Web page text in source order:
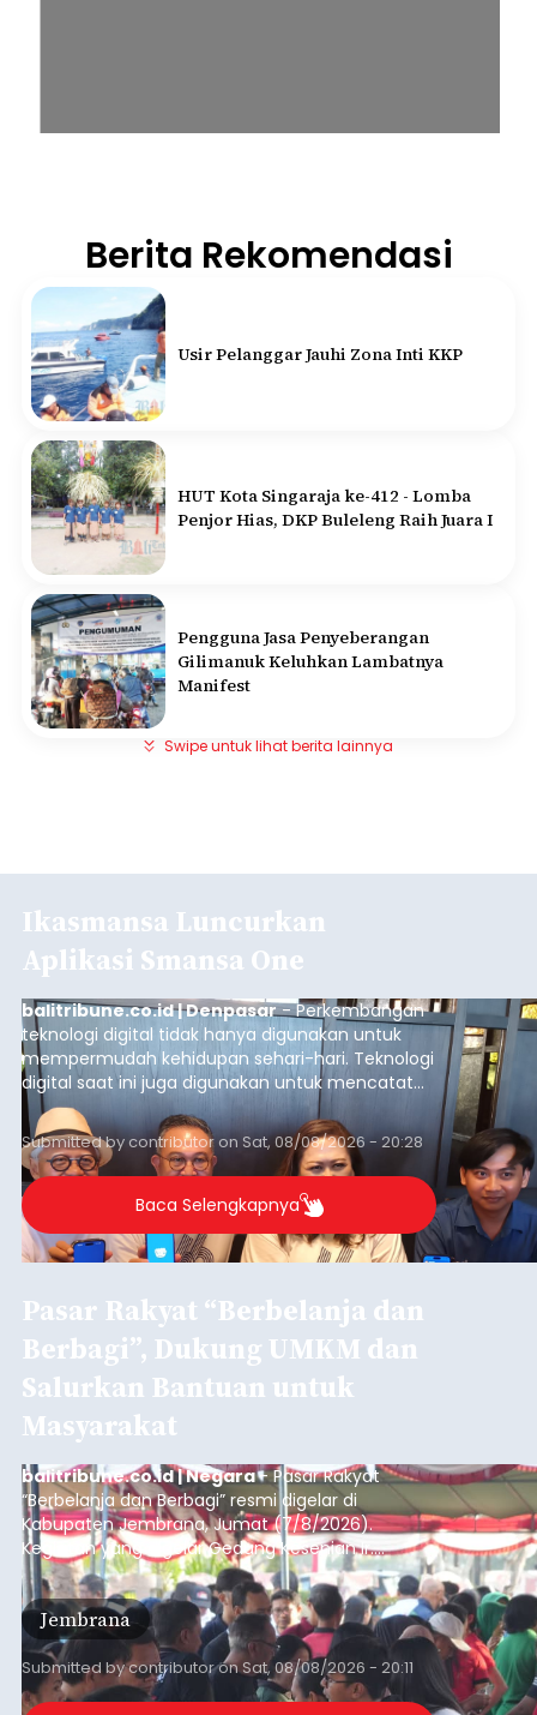
Berita Rekomendasi
Usir Pelanggar Jauhi Zona Inti KKP
HUT Kota Singaraja ke-412 - Lomba
Penjor Hias, DKP Buleleng Raih Juara I
Pengguna Jasa Penyeberangan
Gilimanuk Keluhkan Lambatnya
Manifest
Swipe untuk lihat berita lainnya
Ikasmansa Luncurkan
Aplikasi Smansa One
balitribune.co.id | Denpasar- Perkembangan
teknologi digital tidak hanya digunakan untuk
mempermudah kehidupan sehari-hari. Teknologi
digital saat ini juga digunakan untuk mencatat
dan mengelola data base alumni dari suatu
sekolah, salah satunya adalah alumni SMA 1
Denpasar.
Submitted bycontributoronSat, 08/08/2026 - 20:28
Baca Selengkapnya
Pasar Rakyat “Berbelanja dan
Berbagi”, Dukung UMKM dan
Salurkan Bantuan untuk
Masyarakat
balitribune.co.id | Negara- Pasar Rakyat
“Berbelanja dan Berbagi” resmi digelar di
Kabupaten Jembrana, Jumat (7/8/2026).
Kegiatan yang digelar Gedung Kesenian Ir.
Soekarno ini memadukan pemberdayaan
ekonomi masyarakat dengan aksi sosial tersebut
mendapat antusiasme tinggi dan mencatat nilai
transaksi mencapai Rp672.733.200.
Jembrana
Submitted bycontributoronSat, 08/08/2026 - 20:11